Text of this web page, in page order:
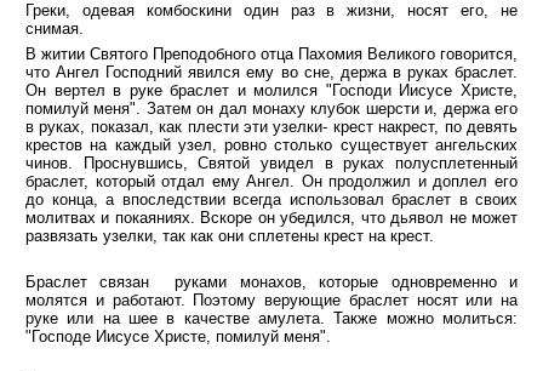
Греки, одевая комбоскини один раз в жизни, носят его, не
снимая.
В житии Святого Преподобного отца Пахомия Великого говорится,
что Ангел Господний явился ему во сне, держа в руках браслет.
Он вертел в руке браслет и молился "Господи Иисусе Христе,
помилуй меня". Затем он дал монаху клубок шерсти и, держа его
в руках, показал, как плести эти узелки- крест накрест, по девять
крестов на каждый узел, ровно столько существует ангельских
чинов. Проснувшись, Святой увидел в руках полусплетенный
браслет, который отдал ему Ангел. Он продолжил и доплел его
до конца, а впоследствии всегда использовал браслет в своих
молитвах и покаяниях. Вскоре он убедился, что дьявол не может
развязать узелки, так как они сплетены крест на крест.
Браслет связан руками монахов, которые одновременно и
молятся и работают. Поэтому верующие браслет носят или на
руке или на шее в качестве амулета. Также можно молиться:
"Господе Иисусе Христе, помилуй меня".